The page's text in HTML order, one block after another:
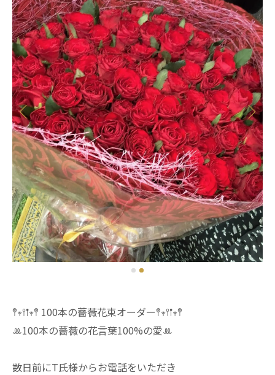
𖤣𖥧𖥣𖡡𖥧𖤣 100本の薔薇花束オーダー𖤣𖥧𖥣𖡡𖥧𖤣
ꔛ100本の薔薇の花言葉100%の愛ꔛ
数日前にT氏様からお電話をいただき